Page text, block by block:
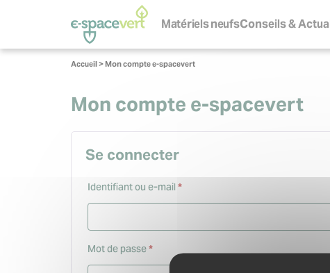
Panneau de gestion des cookies
principale
Matériels neufsConseils &
Vous
Accueil>Mon compte e-spacevert
Mon compte e-spacevert
Se connecter
Identifiant ou e-mail *Obligatoire
Mot de passe*Obligatoire